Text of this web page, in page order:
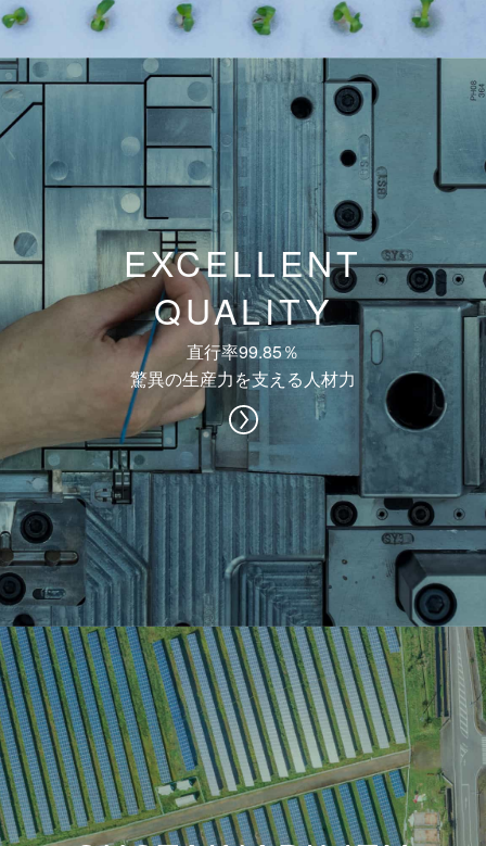
EXCELLENT
QUALITY
直行率99.85％
驚異の生産力を支える人材力